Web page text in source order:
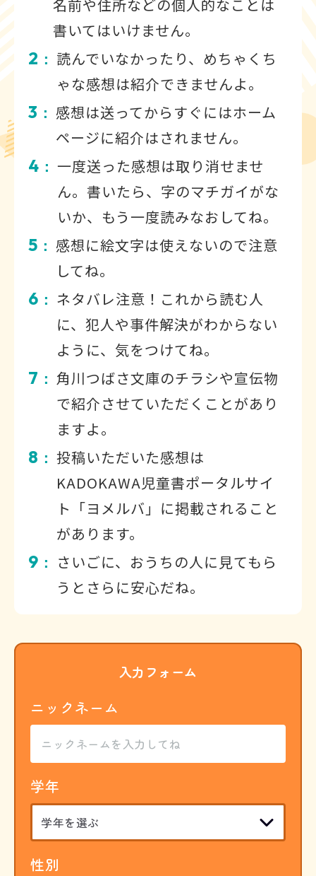
名前や住所などの個人的なことは
書いてはいけません。
2 ： 読んでいなかったり、めちゃくち
ゃな感想は紹介できませんよ。
3 ： 感想は送ってからすぐにはホーム
ページに紹介はされません。
4 ： 一度送った感想は取り消せませ
ん。書いたら、字のマチガイがな
いか、もう一度読みなおしてね。
5 ： 感想に絵文字は使えないので注意
してね。
6 ： ネタバレ注意！これから読む人
に、犯人や事件解決がわからない
ように、気をつけてね。
7 ： 角川つばさ文庫のチラシや宣伝物
で紹介させていただくことがあり
ますよ。
8 ： 投稿いただいた感想は
KADOKAWA児童書ポータルサイ
ト「ヨメルバ」に掲載されること
があります。
9 ：
さいごに、おうちの人に見てもら
うとさらに安心だね。
入力フォーム
ニックネーム
学年
性別